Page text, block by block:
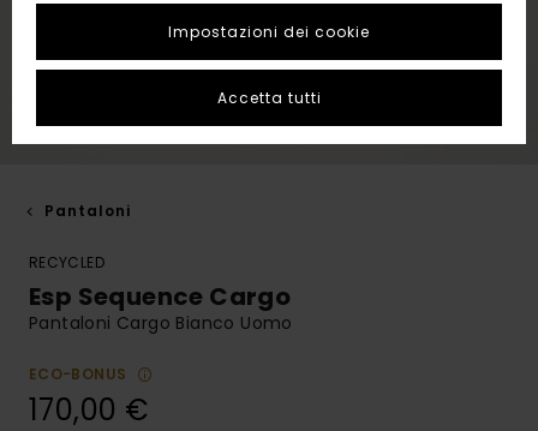
Pantaloni
RECYCLED
Esp Sequence Cargo
Pantaloni Cargo Bianco Uomo
ECO-BONUS
170,00 €
Impostazioni dei cookie
Accetta tutti